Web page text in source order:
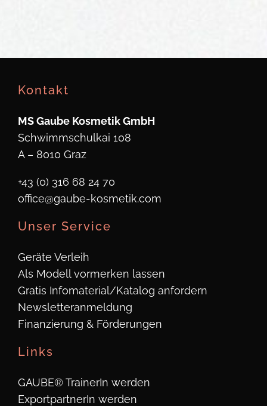
Kontakt
MS Gaube Kosmetik GmbH
Schwimmschulkai 108
A – 8010 Graz
+43 (0) 316 68 24 70
office@gaube-kosmetik.com
Unser Service
Geräte Verleih
Als Modell vormerken lassen
Gratis Infomaterial/Katalog anfordern
Newsletteranmeldung
Finanzierung & Förderungen
Links
GAUBE® TrainerIn werden
ExportpartnerIn werden